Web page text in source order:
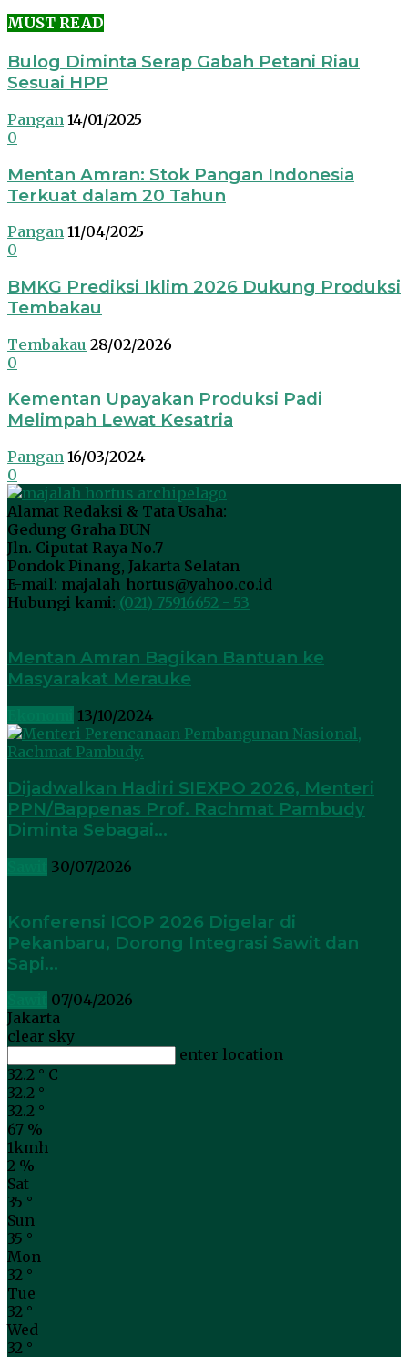
MUST READ
Bulog Diminta Serap Gabah Petani Riau
Sesuai HPP
Pangan 14/01/2025
0
Mentan Amran: Stok Pangan Indonesia
Terkuat dalam 20 Tahun
Pangan 11/04/2025
0
BMKG Prediksi Iklim 2026 Dukung Produksi
Tembakau
Tembakau 28/02/2026
0
Kementan Upayakan Produksi Padi
Melimpah Lewat Kesatria
Pangan 16/03/2024
0
Alamat Redaksi & Tata Usaha:
Gedung Graha BUN
Jln. Ciputat Raya No.7
Pondok Pinang, Jakarta Selatan
E-mail: majalah_hortus@yahoo.co.id
Hubungi kami: (021) 75916652 - 53
Mentan Amran Bagikan Bantuan ke
Masyarakat Merauke
13/10/2024
Dijadwalkan Hadiri SIEXPO 2026, Menteri
PPN/Bappenas Prof. Rachmat Pambudy
Diminta Sebagai...
30/07/2026
Konferensi ICOP 2026 Digelar di
Pekanbaru, Dorong Integrasi Sawit dan
Sapi...
07/04/2026
Jakarta
clear sky
enter location
32.2 ° C
32.2 °
32.2 °
67 %
1kmh
2 %
Sat
35 °
Sun
35 °
Mon
32 °
Tue
32 °
Wed
32 °